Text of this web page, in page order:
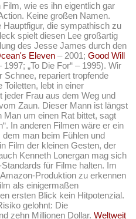
Film, wie es ihn eigentlich gar
Keine großen Namen.
die sympathisch zu
spielt diesen Lee großartig
des Jesse James durch den
Eleven – 2001;Good Will
1997; „To Die For“ – 1995). Wir
Schnee, repariert tropfende
lebt in einer
jeder Frau aus dem Weg und
Zaun. Dieser Mann ist längst
Man um einen Rat bittet, sagt
In anderen Filmen wäre er ein
man beim Fühlen und
Film der kleinen Gesten, der
Kenneth Lonergan mag sich
für Filme halten. Im
Produktion zu erkennen
als einigermaßen
ersten Blick kein Hitpotenzial.
gelohnt: Die
zehn Millionen Dollar.Weltweit